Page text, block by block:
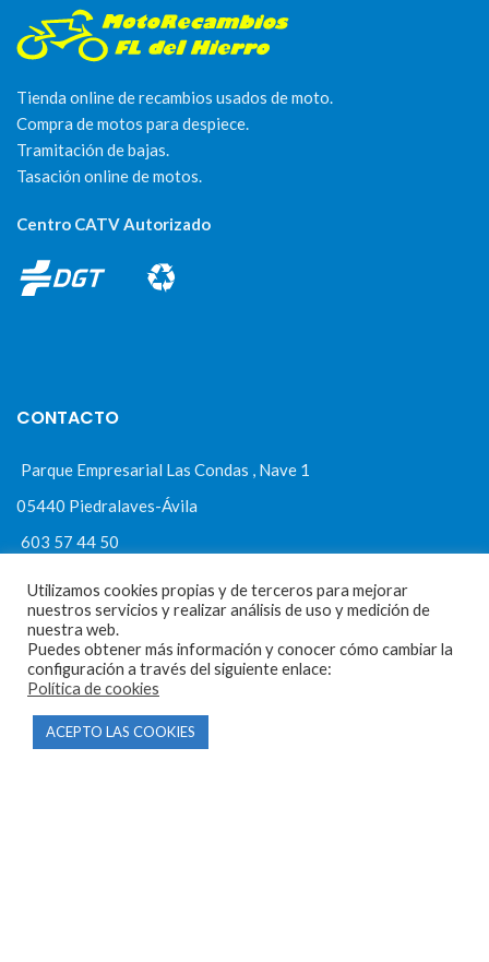
Tienda online de recambios usados de moto.
Compra de motos para despiece.
Tramitación de bajas.
Tasación online de motos.
Centro CATV Autorizado
CONTACTO
Parque Empresarial Las Condas , Nave 1
05440 Piedralaves-Ávila
603 57 44 50
Síguenos en Facebook
Síguenos en Instagram
NAVEGACIÓN
Utilizamos cookies propias y de terceros para mejorar
nuestros servicios y realizar análisis de uso y medición de
nuestra web.
Puedes obtener más información y conocer cómo cambiar la
configuración a través del siguiente enlace:
Política de cookies
ACEPTO LAS COOKIES